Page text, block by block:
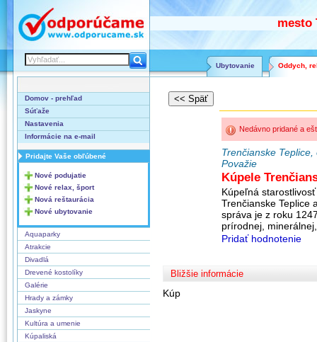
mesto
Oddych,
Ubytovanie
Domov - prehľad
Súťaže
Nastavenia
Informácie na e-mail
Pridajte Vaše obľúbené
Nové podujatie
Nové relax, šport
Nová reštaurácia
Nové ubytovanie
Aquaparky
Atrakcie
Divadlá
Drevené kostolíky
Galérie
Hrady a zámky
Jaskyne
Kultúra a umenie
Kúpaliská
Nedávno pridané a
Trenčianske
Považie
Kúpele
Kúpeľná
Trenčianske Teplice
správa je z roku
prírodnej,
Pridať hodnotenie
Bližšie informácie
Kúp